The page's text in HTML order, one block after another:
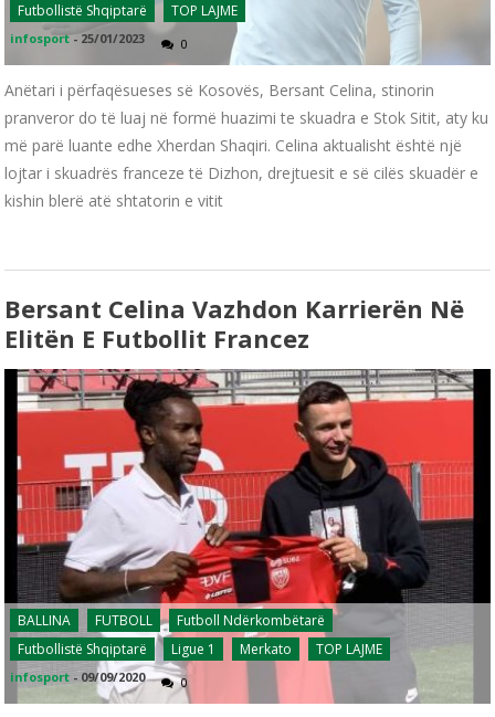
Futbollistë Shqiptarë
TOP LAJME
infosport - 25/01/2023 0
Anëtari i përfaqësueses së Kosovës, Bersant Celina, stinorin
pranveror do të luaj në formë huazimi te skuadra e Stok Sitit, aty ku
më parë luante edhe Xherdan Shaqiri. Celina aktualisht është një
lojtar i skuadrës franceze të Dizhon, drejtuesit e së cilës skuadër e
kishin blerë atë shtatorin e vitit
Bersant Celina Vazhdon Karrierën Në
Elitën E Futbollit Francez
BALLINA FUTBOLL
Futboll Ndërkombëtarë
Futbollistë Shqiptarë
Ligue 1 Merkato TOP LAJME
infosport -09/09/2020 0